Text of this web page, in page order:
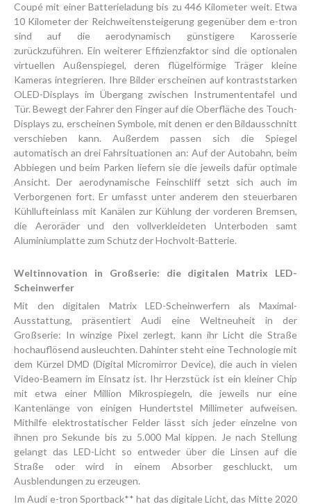
Coupé mit einer Batterieladung bis zu 446 Kilometer weit. Etwa
10 Kilometer der Reichweitensteigerung gegenüber dem e-tron
sind auf die aerodynamisch günstigere Karosserie
zurückzuführen. Ein weiterer Effizienzfaktor sind die optionalen
virtuellen Außenspiegel, deren flügelförmige Träger kleine
Kameras integrieren. Ihre Bilder erscheinen auf kontraststarken
OLED-Displays im Übergang zwischen Instrumententafel und
Tür. Bewegt der Fahrer den Finger auf die Oberfläche des Touch-
Displays zu, erscheinen Symbole, mit denen er den Bildausschnitt
verschieben kann. Außerdem passen sich die Spiegel
automatisch an drei Fahrsituationen an: Auf der Autobahn, beim
Abbiegen und beim Parken liefern sie die jeweils dafür optimale
Ansicht. Der aerodynamische Feinschliff setzt sich auch im
Verborgenen fort. Er umfasst unter anderem den steuerbaren
Kühllufteinlass mit Kanälen zur Kühlung der vorderen Bremsen,
die Aeroräder und den vollverkleideten Unterboden samt
Aluminiumplatte zum Schutz der Hochvolt-Batterie.
Weltinnovation in Großserie: die digitalen Matrix LED-
Scheinwerfer
Mit den digitalen Matrix LED-Scheinwerfern als Maximal-
Ausstattung, präsentiert Audi eine Weltneuheit in der
Großserie: In winzige Pixel zerlegt, kann ihr Licht die Straße
hochauflösend ausleuchten. Dahinter steht eine Technologie mit
dem Kürzel DMD (Digital Micromirror Device), die auch in vielen
Video-Beamern im Einsatz ist. Ihr Herzstück ist ein kleiner Chip
mit etwa einer Million Mikrospiegeln, die jeweils nur eine
Kantenlänge von einigen Hundertstel Millimeter aufweisen.
Mithilfe elektrostatischer Felder lässt sich jeder einzelne von
ihnen pro Sekunde bis zu 5.000 Mal kippen. Je nach Stellung
gelangt das LED-Licht so entweder über die Linsen auf die
Straße oder wird in einem Absorber geschluckt, um
Ausblendungen zu erzeugen.
Im Audi e-tron Sportback** hat das digitale Licht, das Mitte 2020